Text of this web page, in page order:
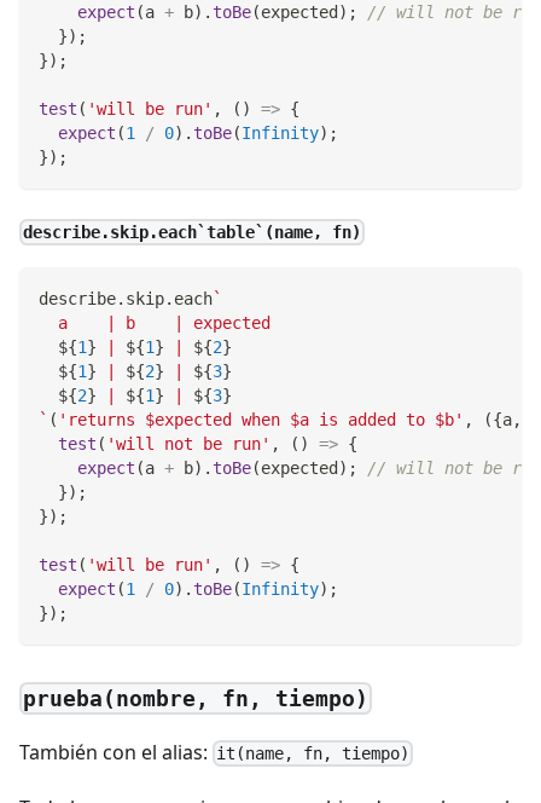
expect (a + b) . toBe(expected ) ;
// will not be run
}) ;
}) ;
test ( 'will be run' , ( ) => {
expect (1 / 0) . toBe(Infinity) ;
}) ;
describe.skip.each`table`(name, fn)
describe. skip. each`
  a    | b    | expected
${1} ${1} ${2}
${1} ${2} ${3}
${2} ${1} ${3}
` ( 'returns $expected when $a is added to $b' , ({a,
test ( 'will not be run' , ( ) => {
expect (a + b) . toBe(expected ) ;
// will not be run
}) ;
}) ;
test ( 'will be run' , ( ) => {
expect (1 / 0) . toBe(Infinity) ;
}) ;
prueba(nombre, fn, tiempo)
También con el alias: it(name, fn, tiempo)